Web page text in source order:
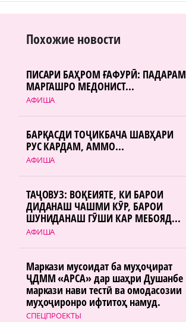
Похожие новости
АФИША
ПИСАРИ БАҲРОМ ҒАФУРӢ: ПАДАРАМ
МАРГАШРО МЕДОНИСТ...
АФИША
БАРҚАСДИ ТОҶИКБАЧА ШАВҲАРИ
РУС КАРДАМ, АММО...
АФИША
ТАҶОВУЗ: ВОҚЕИЯТЕ, КИ БАРОИ
ДИДАНАШ ЧАШМИ КӮР, БАРОИ
ШУНИДАНАШ ГӮШИ КАР МЕБОЯД...
СПЕЦПРОЕКТЫ
Маркази мусоидат ба муҳоҷират
ҶДММ «АРСА» дар шаҳри Душанбе
маркази нави тестӣ ва омодасозии
муҳоҷиронро ифтитоҳ намуд.